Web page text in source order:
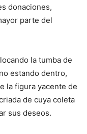
donaciones,
parte del
la tumba de
estando dentro,
la figura yacente de
de cuya coleta
sus deseos.